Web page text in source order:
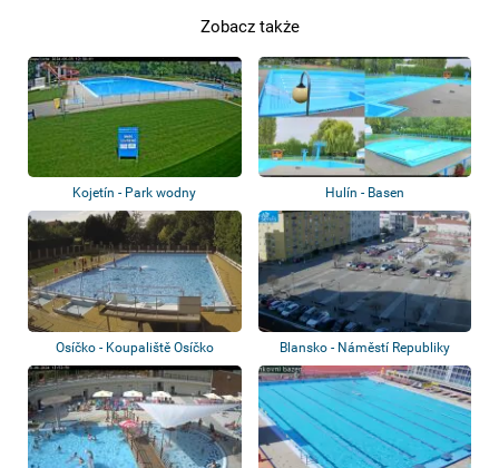
Zobacz także
Kojetín - Park wodny Hulín - Basen
Osíčko - Koupaliště Osíčko Blansko - Náměstí Republiky